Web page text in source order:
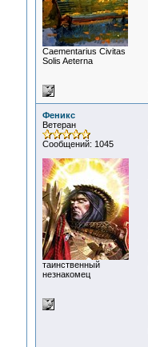
Сaementarius Civitas
Solis Aeterna
Феникс
Ветеран
Сообщений: 1045
таинственный
незнакомец